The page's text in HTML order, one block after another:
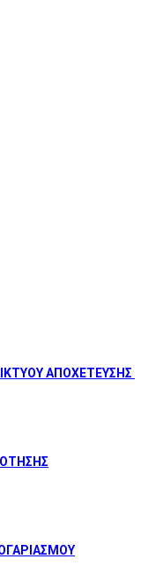
ΑΠΟΧΕΤΕΥΣΗΣ